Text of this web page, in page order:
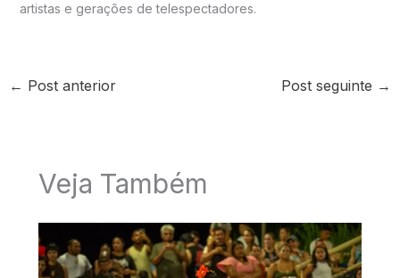
artistas e gerações de telespectadores.
← Post anterior Post seguinte →
Veja Também